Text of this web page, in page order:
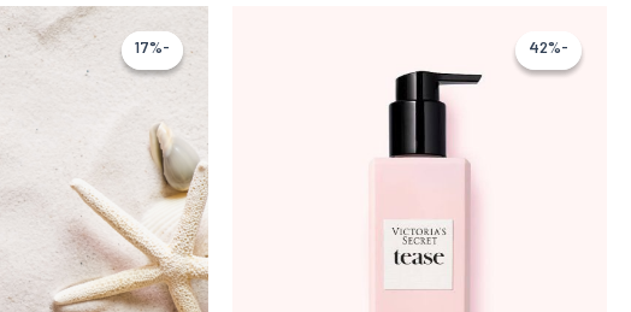
-42%-42%
بود.
5,364,928 تومان -17%-17%